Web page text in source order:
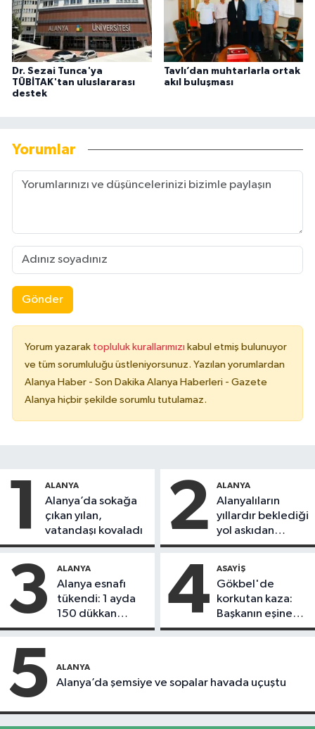
Dr. Sezai Tunca'ya
TÜBİTAK'tan uluslararası
destek
Tavlı’dan muhtarlarla ortak
akıl buluşması
Yorumlar
Gönder
Yorum yazarak topluluk kurallarımızı kabul etmiş bulunuyor
ve tüm sorumluluğu üstleniyorsunuz. Yazılan yorumlardan
Alanya Haber - Son Dakika Alanya Haberleri - Gazete
Alanya hiçbir şekilde sorumlu tutulamaz.
1 ALANYA
Alanya’da sokağa
çıkan yılan,
vatandaşı kovaladı
2 ALANYA
Alanyalıların
yıllardır beklediği
yol askıdan
döndü
3 ALANYA
Alanya esnafı
tükendi: 1 ayda
150 dükkan
kapandı
4 ASAYIŞ
Gökbel'de
korkutan kaza:
Başkanın eşine
motosiklet çarptı
5 ALANYA
Alanya’da şemsiye ve sopalar havada uçuştu